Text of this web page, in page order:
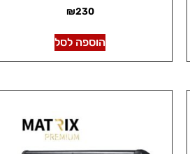
₪230
הוספה לסל